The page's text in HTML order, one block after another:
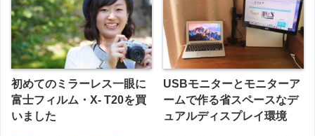
初めてのミラーレス一眼に
富士フィルム・X- T20を買
いました
USBモニターとモニターア
ームで作る省スペースなデ
ュアルディスプレイ環境